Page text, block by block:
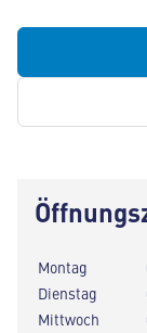
Montag
Dienstag
Mittwoch